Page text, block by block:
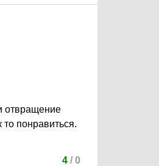
отвращение
понравиться.
4/ 0